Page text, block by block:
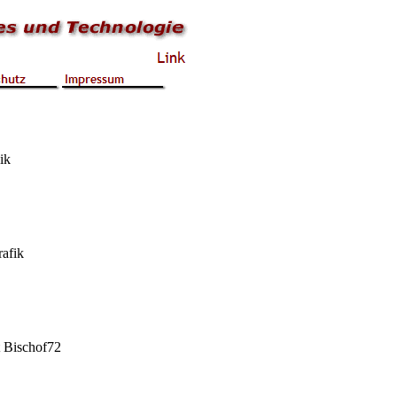
Bischof72